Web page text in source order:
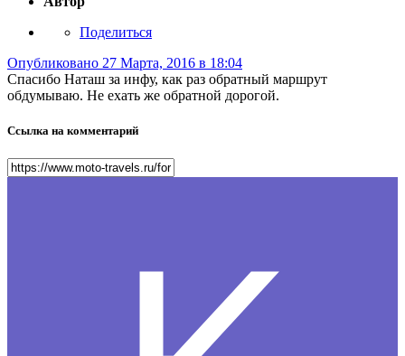
Поделиться
Опубликовано 27 Марта, 2016 в 18:04
Спасибо Наташ за инфу, как раз обратный маршрут
обдумываю. Не ехать же обратной дорогой.
Ссылка на комментарий